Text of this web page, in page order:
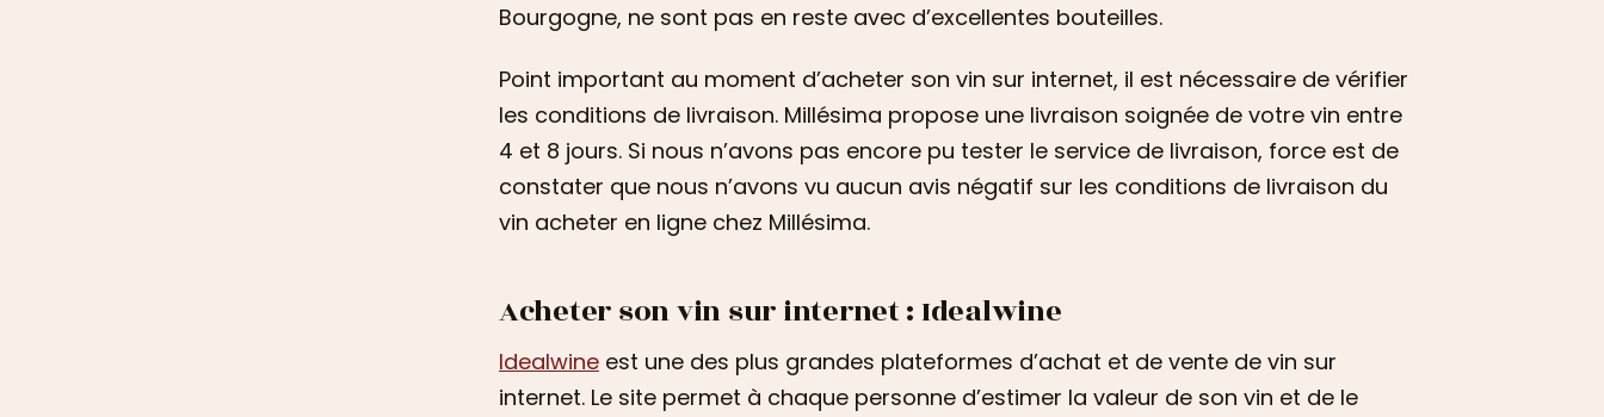
Bourgogne, ne sont pas en reste avec d’excellentes bouteilles.
Point important au moment d’acheter son vin sur internet, il est nécessaire de vérifier
les conditions de livraison. Millésima propose une livraison soignée de votre vin entre
4 et 8 jours. Si nous n’avons pas encore pu tester le service de livraison, force est de
constater que nous n’avons vu aucun avis négatif sur les conditions de livraison du
vin acheter en ligne chez Millésima.
Acheter son vin sur internet : Idealwine
Idealwine est une des plus grandes plateformes d’achat et de vente de vin sur
internet. Le site permet à chaque personne d’estimer la valeur de son vin et de le